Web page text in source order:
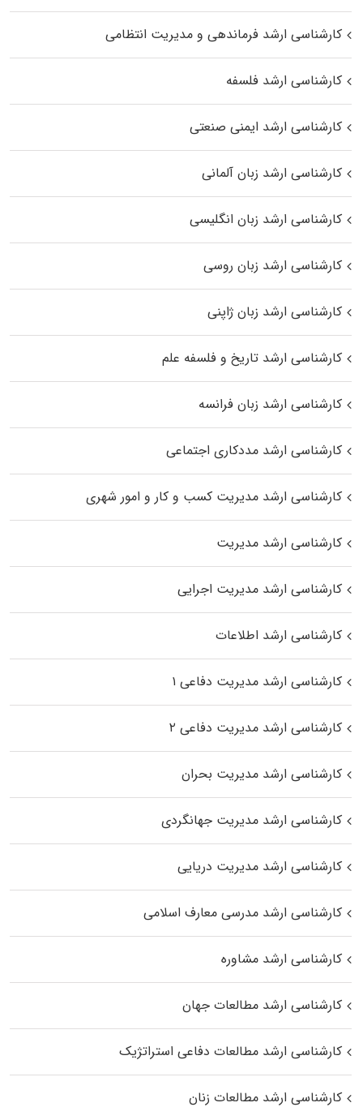
کارشناسی ارشد فرماندهی و مدیریت انتظامی
کارشناسی ارشد فلسفه
کارشناسی ارشد ایمنی صنعتی
کارشناسی ارشد زبان آلمانی
کارشناسی ارشد زبان انگلیسی
کارشناسی ارشد زبان روسی
کارشناسی ارشد زبان ژاپنی
کارشناسی ارشد تاریخ و فلسفه علم
کارشناسی ارشد زبان فرانسه
کارشناسی ارشد مددکاری اجتماعی
کارشناسی ارشد مدیریت کسب و کار و امور شهری
کارشناسی ارشد مدیریت
کارشناسی ارشد مدیریت اجرایی
کارشناسی ارشد اطلاعات
کارشناسی ارشد مدیریت دفاعی ۱
کارشناسی ارشد مدیریت دفاعی ۲
کارشناسی ارشد مدیریت بحران
کارشناسی ارشد مدیریت جهانگردی
کارشناسی ارشد مدیریت دریایی
کارشناسی ارشد مدرسی معارف اسلامی
کارشناسی ارشد مشاوره
کارشناسی ارشد مطالعات جهان
کارشناسی ارشد مطالعات دفاعی استراتژیک
کارشناسی ارشد مطالعات زنان